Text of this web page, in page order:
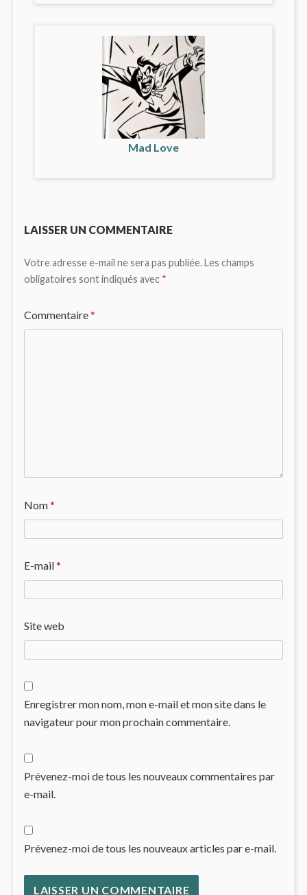
Mad Love
LAISSER UN COMMENTAIRE
Votre adresse e-mail ne sera pas publiée.Les champs
obligatoires sont indiqués avec *
Commentaire*
Nom*
E-mail*
Site web
Enregistrer mon nom, mon e-mail et mon site dans le
navigateur pour mon prochain commentaire.
Prévenez-moi de tous les nouveaux commentaires par
e-mail.
Prévenez-moi de tous les nouveaux articles par e-mail.